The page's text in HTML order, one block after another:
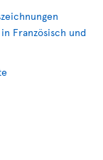
Französisch und